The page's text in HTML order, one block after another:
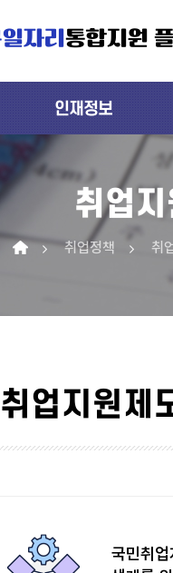
자리통합지원
인재정보
취업
취업정책 취
업지원제
국민취